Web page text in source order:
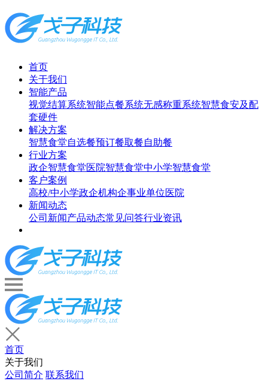
首页
关于我们
智能产品
视觉结算系统智能点餐系统无感称重系统智慧食安及配
套硬件
解决方案
智慧食堂自选餐预订餐取餐自助餐
行业方案
政企智慧食堂医院智慧食堂中小学智慧食堂
客户案例
高校/中小学政企机构企事业单位医院
新闻动态
公司新闻产品动态常见问答行业资讯
首页
关于我们
公司简介 联系我们